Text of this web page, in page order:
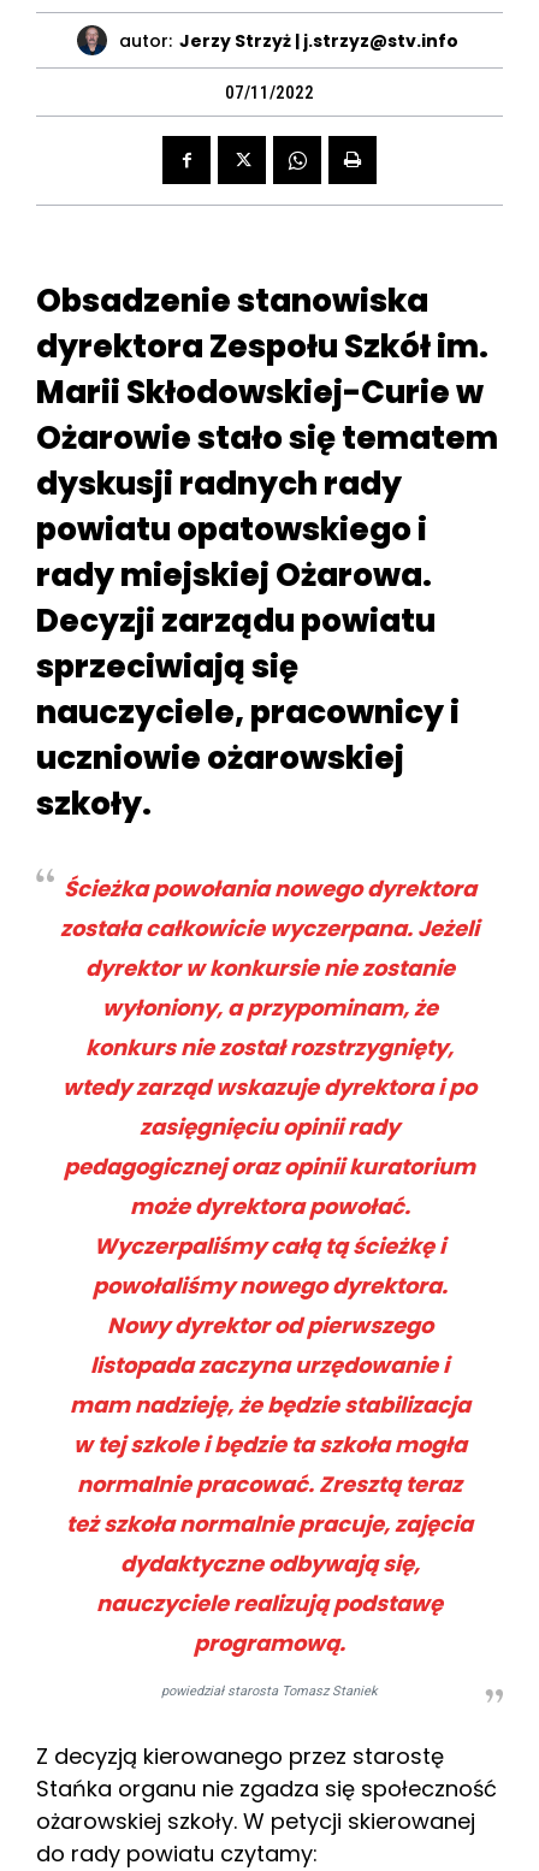
autor: Jerzy Strzyż | j.strzyz@stv.info
07/11/2022
Obsadzenie stanowiska
dyrektora Zespołu Szkół im.
Marii Skłodowskiej-Curie w
Ożarowie stało się tematem
dyskusji radnych rady
powiatu opatowskiego i
rady miejskiej Ożarowa.
Decyzji zarządu powiatu
sprzeciwiają się
nauczyciele, pracownicy i
uczniowie ożarowskiej
szkoły.
Ścieżka powołania nowego dyrektora
została całkowicie wyczerpana. Jeżeli
dyrektor w konkursie nie zostanie
wyłoniony, a przypominam, że
konkurs nie został rozstrzygnięty,
wtedy zarząd wskazuje dyrektora i po
zasięgnięciu opinii rady
pedagogicznej oraz opinii kuratorium
może dyrektora powołać.
Wyczerpaliśmy całą tą ścieżkę i
powołaliśmy nowego dyrektora.
Nowy dyrektor od pierwszego
listopada zaczyna urzędowanie i
mam nadzieję, że będzie stabilizacja
w tej szkole i będzie ta szkoła mogła
normalnie pracować. Zresztą teraz
też szkoła normalnie pracuje, zajęcia
dydaktyczne odbywają się,
nauczyciele realizują podstawę
programową.
powiedział starosta Tomasz Staniek
Z decyzją kierowanego przez starostę
Stańka organu nie zgadza się społeczność
ożarowskiej szkoły. W petycji skierowanej
do rady powiatu czytamy: